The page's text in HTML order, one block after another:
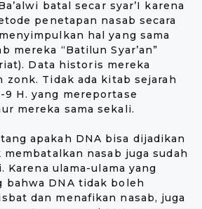
batal secar syar’I karena
penetapan nasab secara
hal yang sama
mereka “Batilun Syar’an”
Data historis mereka
zonk. Tidak ada kitab sejarah
9 H. yang mereportase
mereka sama sekali.
apakah DNA bisa dijadikan
nasab juga sudah
Karena ulama-ulama yang
bahwa DNA tidak boleh
dan menafikan nasab, juga